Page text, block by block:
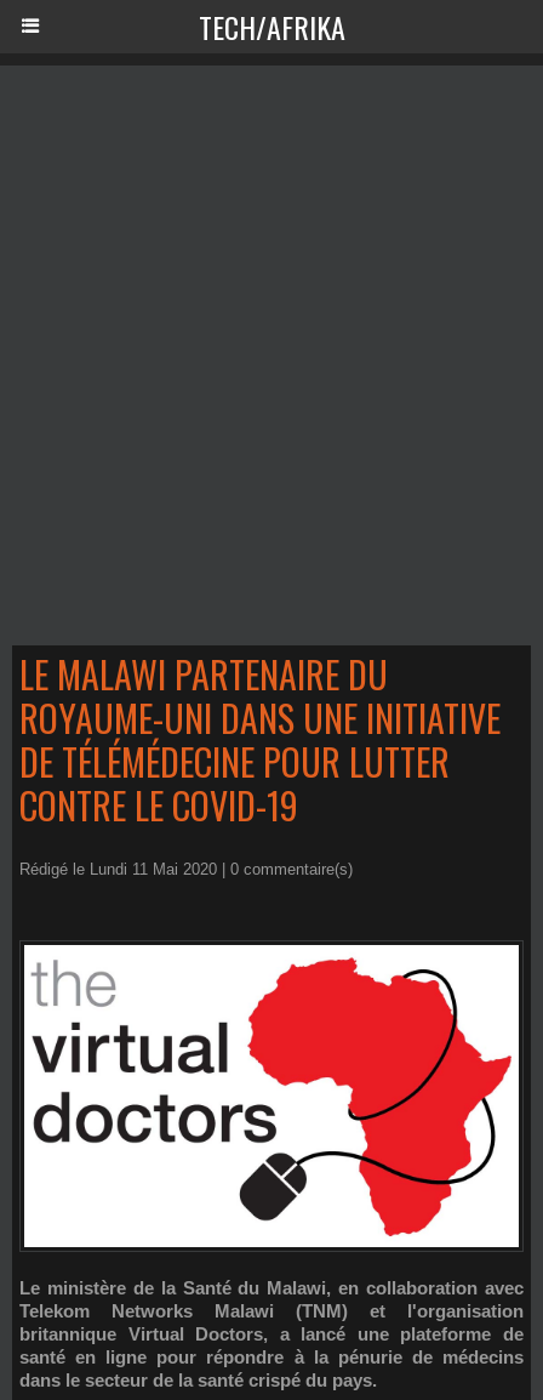
TECH/AFRIKA
LE MALAWI PARTENAIRE DU
ROYAUME-UNI DANS UNE INITIATIVE
DE TÉLÉMÉDECINE POUR LUTTER
CONTRE LE COVID-19
Rédigé le Lundi 11 Mai 2020 | 0 commentaire(s)
Le ministère de la Santé du Malawi, en collaboration avec
Telekom Networks Malawi (TNM) et l'organisation
britannique Virtual Doctors, a lancé une plateforme de
santé en ligne pour répondre à la pénurie de médecins
dans le secteur de la santé crispé du pays.